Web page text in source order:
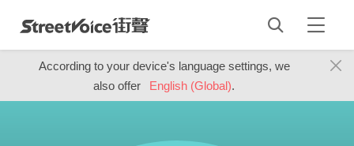
According to your device's language settings, we
also offer
English (Global).